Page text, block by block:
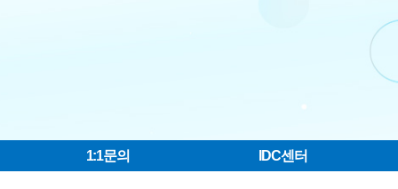
1:1문의 IDC센터